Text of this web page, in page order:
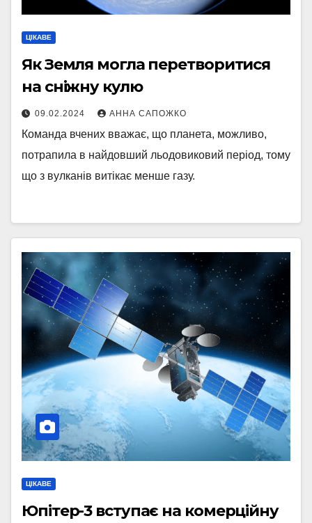
ЦІКАВЕ
Як Земля могла перетворитися
на сніжну кулю
09.02.2024 АННА САПОЖКО
Команда вчених вважає, що планета, можливо,
потрапила в найдовший льодовиковий період, тому
що з вулканів витікає менше газу.
ЦІКАВЕ
Юпітер-3 вступає на комерційну